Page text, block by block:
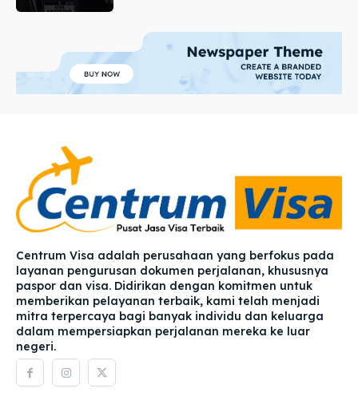
Centrum Visa adalah perusahaan yang berfokus pada
layanan pengurusan dokumen perjalanan, khususnya
paspor dan visa. Didirikan dengan komitmen untuk
memberikan pelayanan terbaik, kami telah menjadi
mitra terpercaya bagi banyak individu dan keluarga
dalam mempersiapkan perjalanan mereka ke luar
negeri.